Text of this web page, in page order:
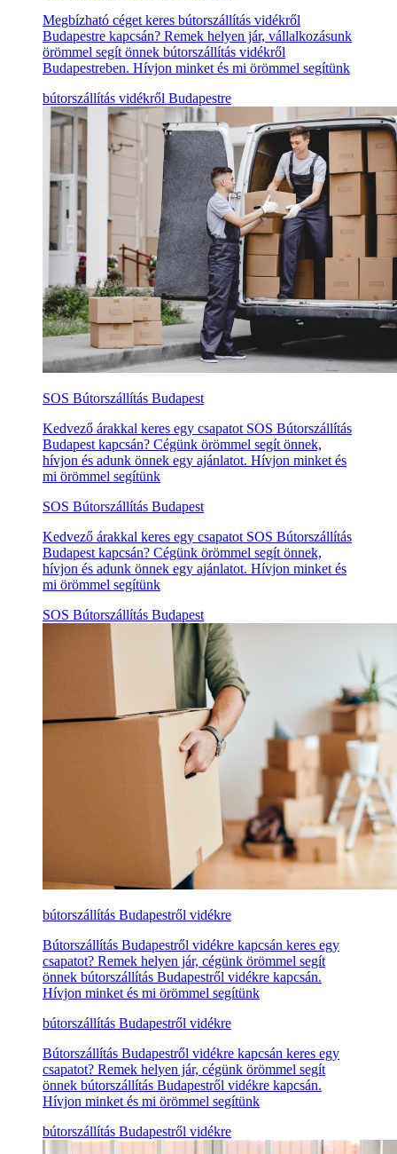
Megbízható céget keres bútorszállítás vidékről
Budapestre kapcsán? Remek helyen jár, vállalkozásunk
örömmel segít önnek bútorszállítás vidékről
Budapestreben. Hívjon minket és mi örömmel segítünk
bútorszállítás vidékről Budapestre
SOS Bútorszállítás Budapest
Kedvező árakkal keres egy csapatot SOS Bútorszállítás
Budapest kapcsán? Cégünk örömmel segít önnek,
hívjon és adunk önnek egy ajánlatot. Hívjon minket és
mi örömmel segítünk
SOS Bútorszállítás Budapest
Kedvező árakkal keres egy csapatot SOS Bútorszállítás
Budapest kapcsán? Cégünk örömmel segít önnek,
hívjon és adunk önnek egy ajánlatot. Hívjon minket és
mi örömmel segítünk
SOS Bútorszállítás Budapest
bútorszállítás Budapestről vidékre
Bútorszállítás Budapestről vidékre kapcsán keres egy
csapatot? Remek helyen jár, cégünk örömmel segít
önnek bútorszállítás Budapestről vidékre kapcsán.
Hívjon minket és mi örömmel segítünk
bútorszállítás Budapestről vidékre
Bútorszállítás Budapestről vidékre kapcsán keres egy
csapatot? Remek helyen jár, cégünk örömmel segít
önnek bútorszállítás Budapestről vidékre kapcsán.
Hívjon minket és mi örömmel segítünk
bútorszállítás Budapestről vidékre